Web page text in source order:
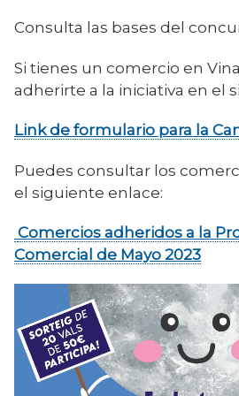
Consulta las bases del
Si tienes un comercio en
adherirte a la iniciativa en el
Link de formulario para la
Puedes consultar los
el siguiente enlace:
Comercios adheridos a la
Comercial de Mayo 2023